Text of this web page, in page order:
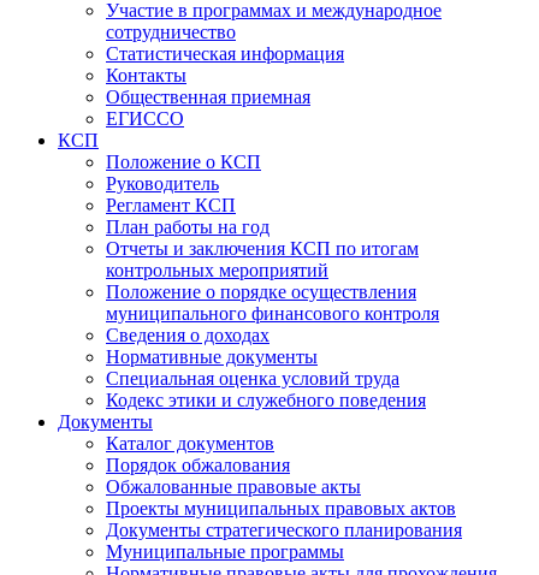
Участие в программах и международное
сотрудничество
Статистическая информация
Контакты
Общественная приемная
ЕГИССО
КСП
Положение о КСП
Руководитель
Регламент КСП
План работы на год
Отчеты и заключения КСП по итогам
контрольных мероприятий
Положение о порядке осуществления
муниципального финансового контроля
Сведения о доходах
Нормативные документы
Специальная оценка условий труда
Кодекс этики и служебного поведения
Документы
Каталог документов
Порядок обжалования
Обжалованные правовые акты
Проекты муниципальных правовых актов
Документы стратегического планирования
Муниципальные программы